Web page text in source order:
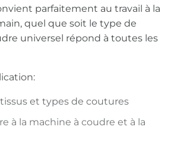
parfaitement au travail à la
quel que soit le type de
universel répond à toutes les
et types de coutures
à la machine à coudre et à la